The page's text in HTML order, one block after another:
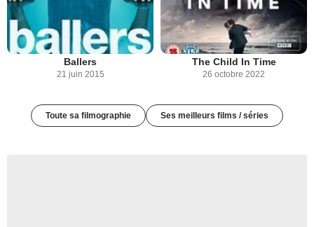
Ballers
21 juin 2015
The Child In Time
26 octobre 2022
Toute sa filmographie Ses meilleurs films / séries